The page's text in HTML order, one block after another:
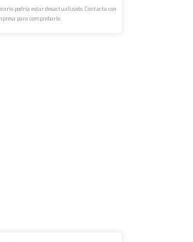
podría estar desactualizado. Contacta con
para comprobarlo.